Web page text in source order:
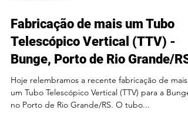
Fabricação de mais um Tubo
Telescópico Vertical (TTV) -
Bunge, Porto de Rio Grande/RS
Hoje relembramos a recente fabricação de mais
um Tubo Telescópico Vertical (TTV) para a Bunge,
no Porto de Rio Grande/RS. O tubo...